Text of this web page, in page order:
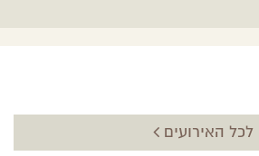
לכל האירועים